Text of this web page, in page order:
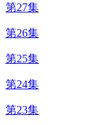
第27集
第26集
第25集
第24集
第23集